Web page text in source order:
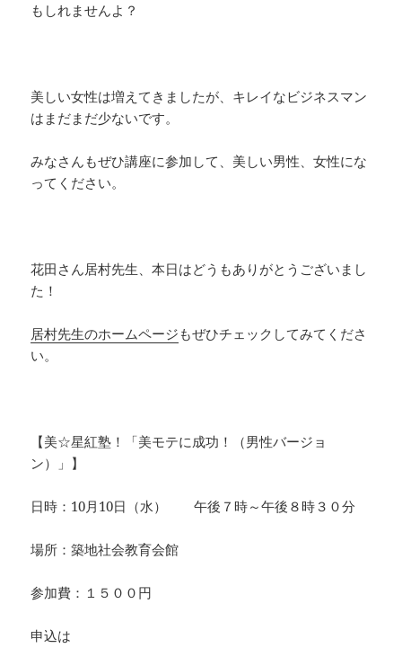
もしれませんよ？
美しい女性は増えてきましたが、キレイなビジネスマン
はまだまだ少ないです。
みなさんもぜひ講座に参加して、美しい男性、女性にな
ってください。
花田さん居村先生、本日はどうもありがとうございまし
た！
居村先生のホームページ もぜひチェックしてみてくださ
い。
【美☆星紅塾！「美モテに成功！（男性バージョ
ン）」】
日時：10月10日（水） 午後７時～午後８時３０分
場所：築地社会教育会館
参加費：１５００円
申込は